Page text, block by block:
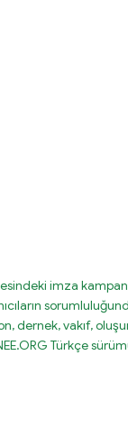
imza
dernek, vakıf,
Türkçe